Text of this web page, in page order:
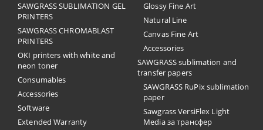
SAWGRASS SUBLIMATION GEL
PRINTERS
SAWGRASS CHROMABLAST
PRINTERS
OKI printers with white and
neon toner
Consumables
Accessories
Software
Extended Warranty
Glossy Fine Art
Natural Line
Canvas Fine Art
Accessories
SAWGRASS sublimation and
transfer papers
SAWGRASS RuPix sublimation
paper
Sawgrass VersiFlex Light
Media за трансфер